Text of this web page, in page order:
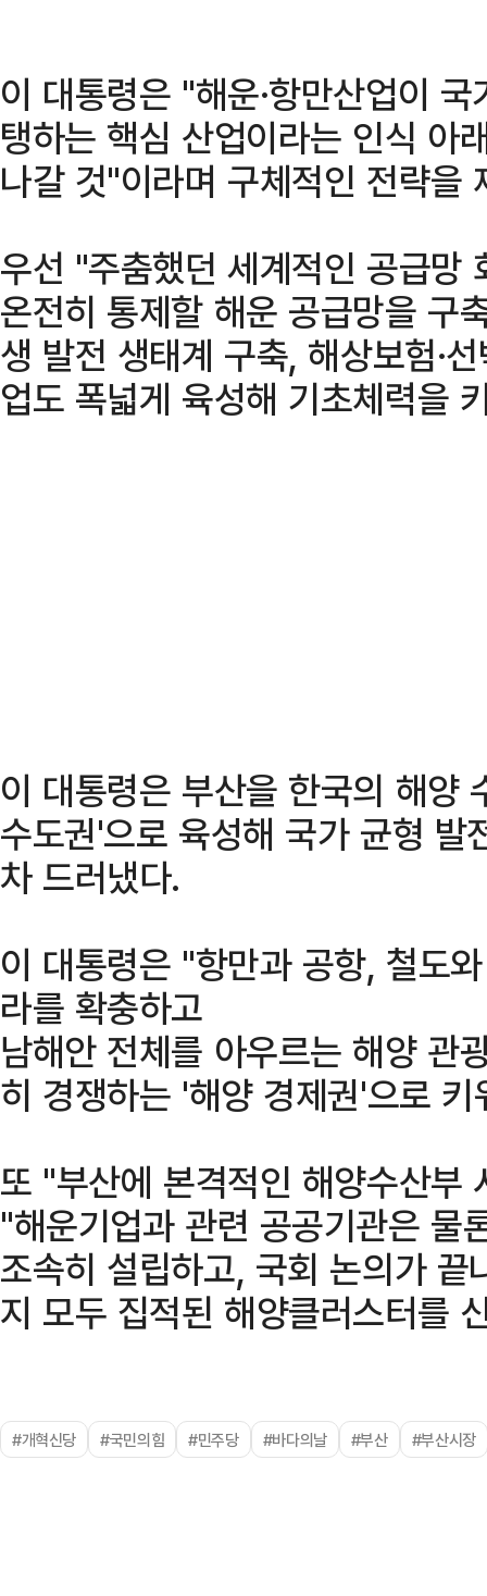
이 대통령은 "해운·항만산업이
탱하는 핵심 산업이라는 인식 아
나갈 것"이라며 구체적인 전략을
우선 "주춤했던 세계적인 공급망
온전히 통제할 해운 공급망을 구
생 발전 생태계 구축, 해상보험·
업도 폭넓게 육성해 기초체력을
이 대통령은 부산을 한국의 해양
수도권'으로 육성해 국가 균형 발
차 드러냈다.
이 대통령은 "항만과 공항, 철도
라를 확충하고
남해안 전체를 아우르는 해양 관
히 경쟁하는 '해양 경제권'으로
또 "부산에 본격적인 해양수산부
"해운기업과 관련 공공기관은 물
조속히 설립하고, 국회 논의가
지 모두 집적된 해양클러스터를
#개혁신당 #국민의힘 #민주당 #바다의날 #부산 #부산시장